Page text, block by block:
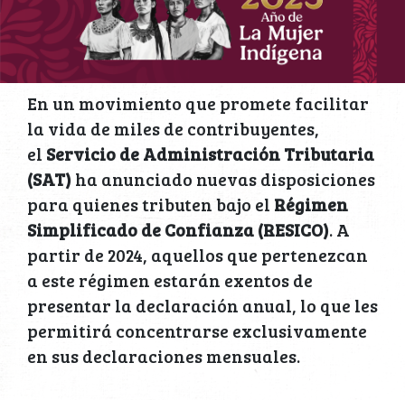
En un movimiento que promete facilitar
la vida de miles de contribuyentes,
el Servicio de Administración Tributaria
(SAT) ha anunciado nuevas disposiciones
para quienes tributen bajo el Régimen
Simplificado de Confianza (RESICO). A
partir de 2024, aquellos que pertenezcan
a este régimen estarán exentos de
presentar la declaración anual, lo que les
permitirá concentrarse exclusivamente
en sus declaraciones mensuales.